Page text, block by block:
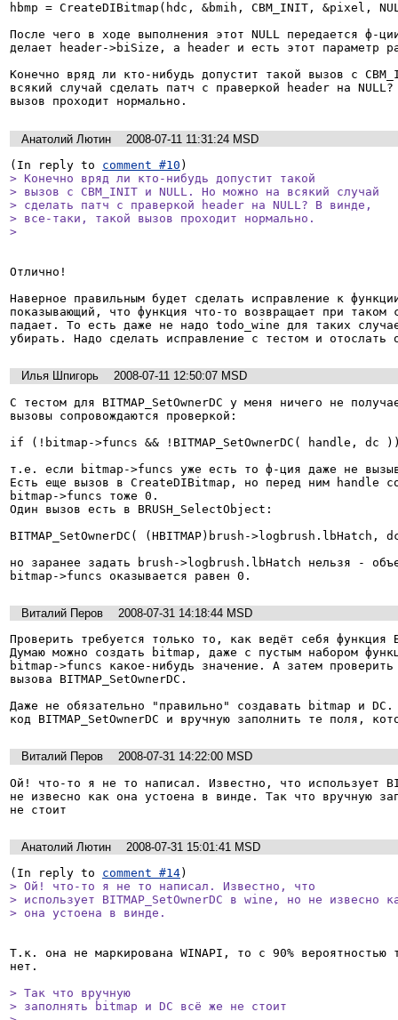
hbmp = CreateDIBitmap(hdc, &bmih, CBM_INIT, &pixel,
После чего в ходе выполнения этот NULL передается ф-
делает header->biSize, а header и есть этот параметр
Конечно вряд ли кто-нибудь допустит такой вызов с
всякий случай сделать патч с праверкой header на
Анатолий Лютин
2008-07-11 11:31:24 MSD
(In reply to comment #10
> Конечно вряд ли кто-нибудь допустит такой
> вызов с CBM_INIT и NULL. Но можно на всякий случай
> сделать патч с праверкой header на NULL? В винде,
> все-таки, такой вызов проходит нормально.
>
Отлично!
Наверное правильным будет сделать исправление к
показывающий, что функция что-то возвращает при таком
падает. То есть даже не надо todo_wine для таких
убирать. Надо сделать исправление с тестом и отослать
Илья Шпигорь
2008-07-11 12:50:07 MSD
С тестом для BITMAP_SetOwnerDC у меня ничего не
вызовы сопровождаются проверкой:
if (!bitmap->funcs && !BITMAP_SetOwnerDC( handle, dc
т.е. если bitmap->funcs уже есть то ф-ция даже не
Есть еще вызов в CreateDIBitmap, но перед ним handle
bitmap->funcs тоже 0.
Один вызов есть в BRUSH_SelectObject:
BITMAP_SetOwnerDC( (HBITMAP)brush->logbrush.lbHatch,
но заранее задать brush->logbrush.lbHatch нельзя -
bitmap->funcs оказывается равен 0.
Виталий Перов
2008-07-31 14:18:44 MSD
Проверить требуется только то, как ведёт себя функция
Думаю можно создать bitmap, даже с пустым набором
bitmap->funcs какое-нибудь значение. А затем
вызова BITMAP_SetOwnerDC.
Даже не обязательно "правильно" создавать bitmap и DC.
код BITMAP_SetOwnerDC и вручную заполнить те поля,
Виталий Перов
2008-07-31 14:22:00 MSD
Ой! что-то я не то написал. Известно, что использует
не извесно как она устоена в винде. Так что вручную
не стоит
Анатолий Лютин
2008-07-31 15:01:41 MSD
(In reply to comment #14
> Ой! что-то я не то написал. Известно, что
> использует BITMAP_SetOwnerDC в wine, но не извесно
> она устоена в винде.
Т.к. она не маркирована WINAPI, то с 90% вероятностью
нет.
> Так что вручную
> заполнять bitmap и DC всё же не стоит